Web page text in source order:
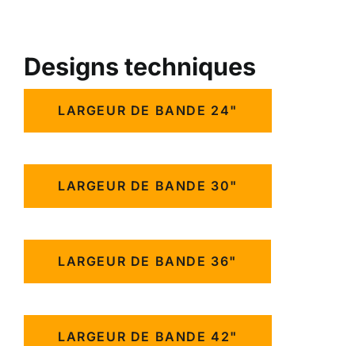
Designs techniques
LARGEUR DE BANDE 24"
LARGEUR DE BANDE 30"
LARGEUR DE BANDE 36"
LARGEUR DE BANDE 42"